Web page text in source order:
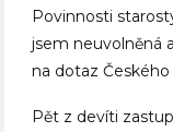
Povinnosti
jsem neuvolněná
na dotaz Českého
Pět z devíti